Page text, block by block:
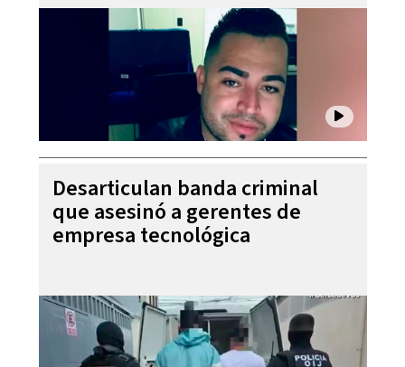
Desarticulan banda criminal
que asesinó a gerentes de
empresa tecnológica